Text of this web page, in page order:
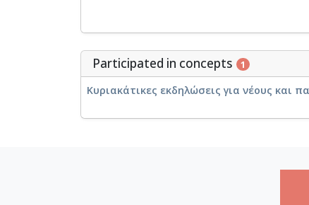
Participated in concepts 1
Κυριακάτικες εκδηλώσεις για νέους και